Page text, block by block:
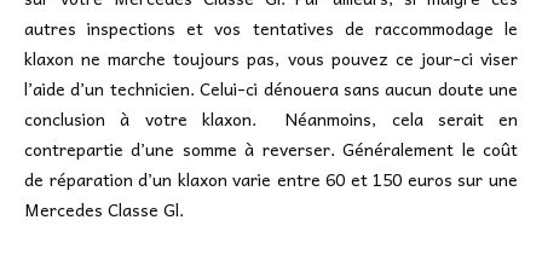
autres inspections et vos tentatives de raccommodage le
klaxon ne marche toujours pas, vous pouvez ce jour-ci viser
l’aide d’un technicien. Celui-ci dénouera sans aucun doute une
conclusion à votre klaxon. Néanmoins, cela serait en
contrepartie d’une somme à reverser. Généralement le coût
de réparation d’un klaxon varie entre 60 et 150 euros sur une
Mercedes Classe Gl.